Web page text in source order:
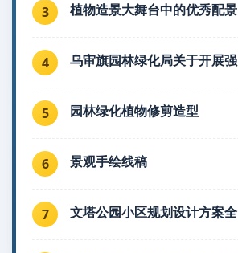
3 植物造景大舞台中的优秀配景
4 乌审旗园林绿化局关于开展强
5 园林绿化植物修剪造型
6 景观手绘线稿
7 文塔公园小区规划设计方案全